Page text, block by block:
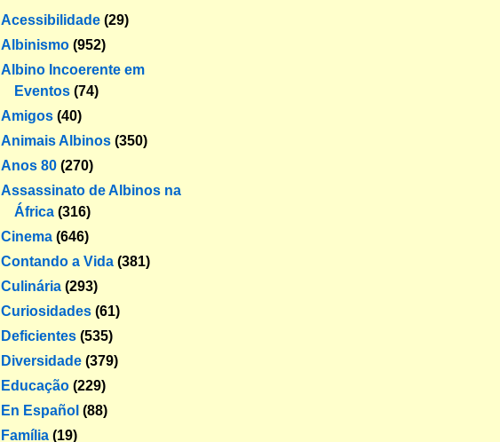
Acessibilidade (29)
Albinismo (952)
Albino Incoerente em
Eventos (74)
Amigos (40)
Animais Albinos (350)
Anos 80 (270)
Assassinato de Albinos na
África (316)
Cinema (646)
Contando a Vida (381)
Culinária (293)
Curiosidades (61)
Deficientes (535)
Diversidade (379)
Educação (229)
En Español (88)
Família (19)